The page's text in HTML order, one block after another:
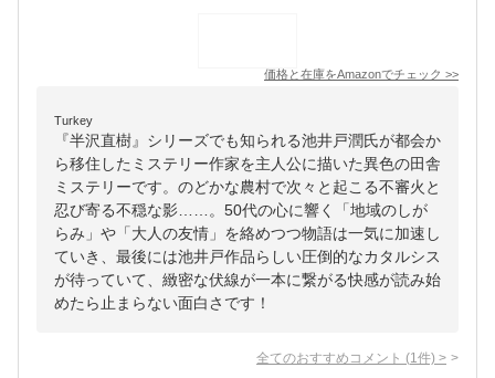
価格と在庫をAmazonでチェック >>
Turkey
『半沢直樹』シリーズでも知られる池井戸潤氏が都会か
ら移住したミステリー作家を主人公に描いた異色の田舎
ミステリーです。のどかな農村で次々と起こる不審火と
忍び寄る不穏な影……。50代の心に響く「地域のしが
らみ」や「大人の友情」を絡めつつ物語は一気に加速し
ていき、最後には池井戸作品らしい圧倒的なカタルシス
が待っていて、緻密な伏線が一本に繋がる快感が読み始
めたら止まらない面白さです！
全てのおすすめコメント (1 件) >